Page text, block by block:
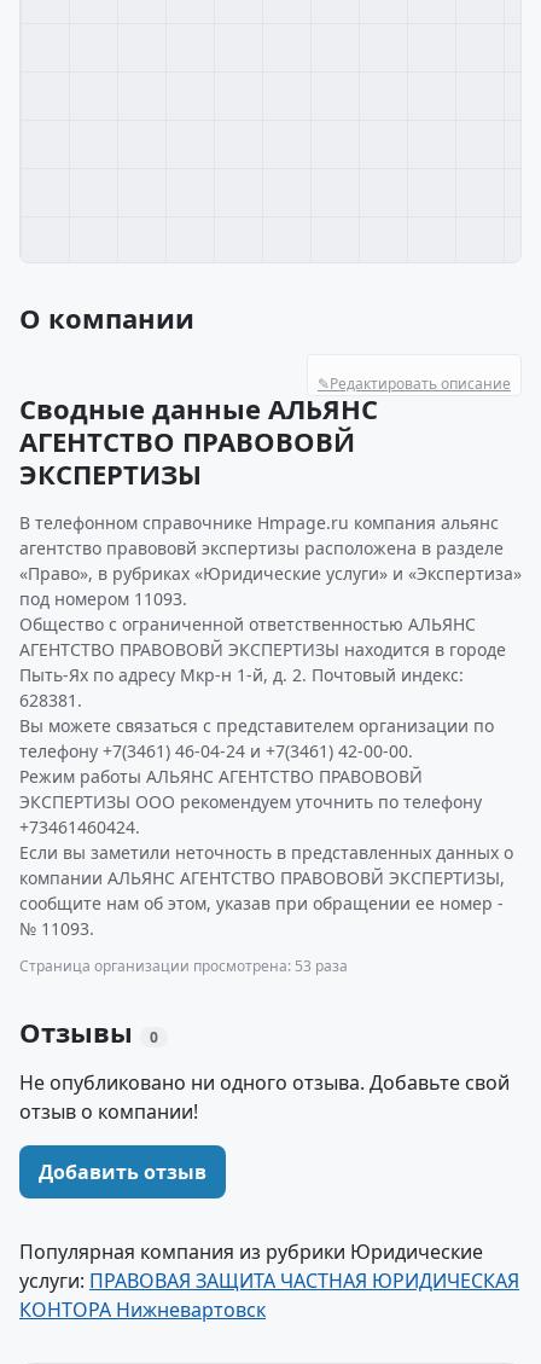
О компании
✎Редактировать описание
Сводные данные АЛЬЯНС
АГЕНТСТВО ПРАВОВОВЙ
ЭКСПЕРТИЗЫ
В телефонном справочнике Hmpage.ru компания альянс
агентство правововй экспертизы расположена в разделе
«Право», в рубриках «Юридические услуги» и «Экспертиза»
под номером 11093.
Общество с ограниченной ответственностью АЛЬЯНС
АГЕНТСТВО ПРАВОВОВЙ ЭКСПЕРТИЗЫ находится в городе
Пыть-Ях по адресу Мкр-н 1-й, д. 2. Почтовый индекс:
628381.
Вы можете связаться с представителем организации по
телефону +7(3461) 46-04-24 и +7(3461) 42-00-00.
Режим работы АЛЬЯНС АГЕНТСТВО ПРАВОВОВЙ
ЭКСПЕРТИЗЫ ООО рекомендуем уточнить по телефону
+73461460424.
Если вы заметили неточность в представленных данных о
компании АЛЬЯНС АГЕНТСТВО ПРАВОВОВЙ ЭКСПЕРТИЗЫ,
сообщите нам об этом, указав при обращении ее номер -
№ 11093.
Страница организации просмотрена: 53 раза
Отзывы 0
Не опубликовано ни одного отзыва. Добавьте свой
отзыв о компании!
Добавить отзыв
Популярная компания из рубрики Юридические
услуги: ПРАВОВАЯ ЗАЩИТА ЧАСТНАЯ ЮРИДИЧЕСКАЯ
КОНТОРА Нижневартовск